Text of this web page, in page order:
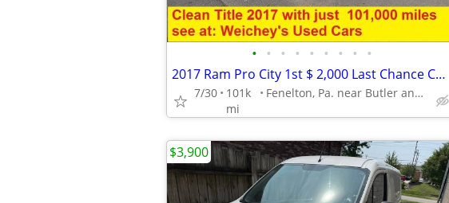
• • • • • • • • •
2017 Ram Pro City 1st $ 2,000 Last Chance CASH FIRM Clean Title
7/30
101k
mi
Fenelton, Pa. near Butler and Kittanning
$3,900